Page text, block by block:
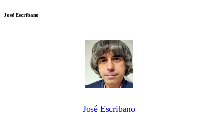
José Escribano
José Escribano